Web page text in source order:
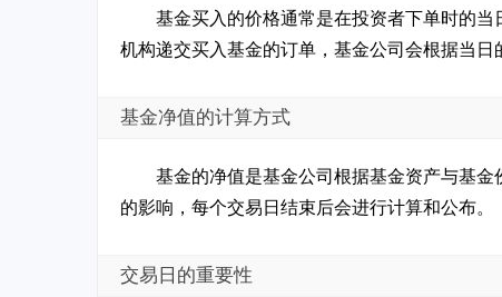
基金买入的价格通常是在投资者下单时的
机构递交买入基金的订单，基金公司会根据当日
基金净值的计算方式
基金的净值是基金公司根据基金资产与基
的影响，每个交易日结束后会进行计算和公布。
交易日的重要性